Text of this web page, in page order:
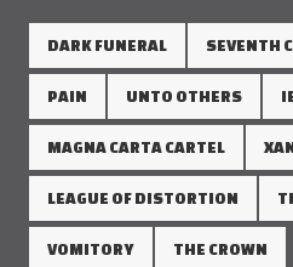
DARK FUNERAL SEVENTH
PAIN UNTO OTHERS
MAGNA CARTA CARTEL
LEAGUE OF DISTORTION
VOMITORY THE CROWN